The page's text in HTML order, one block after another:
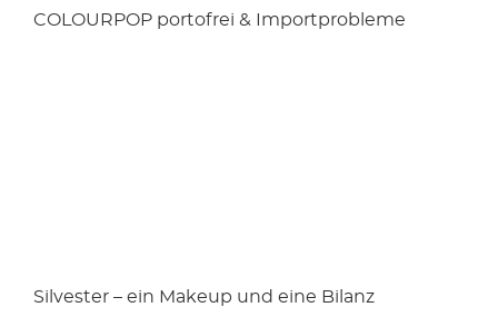
COLOURPOP portofrei & Importprobleme
Silvester – ein Makeup und eine Bilanz